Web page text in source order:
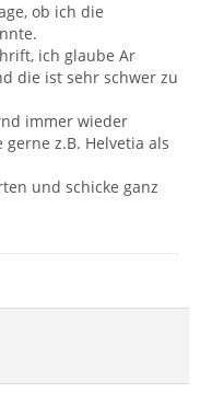
ob ich die
ich glaube Ar
die ist sehr schwer zu
immer wieder
z.B. Helvetia als
und schicke ganz